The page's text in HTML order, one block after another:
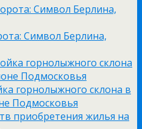
Символ Берлина,
горнолыжного склона в
Подмосковья